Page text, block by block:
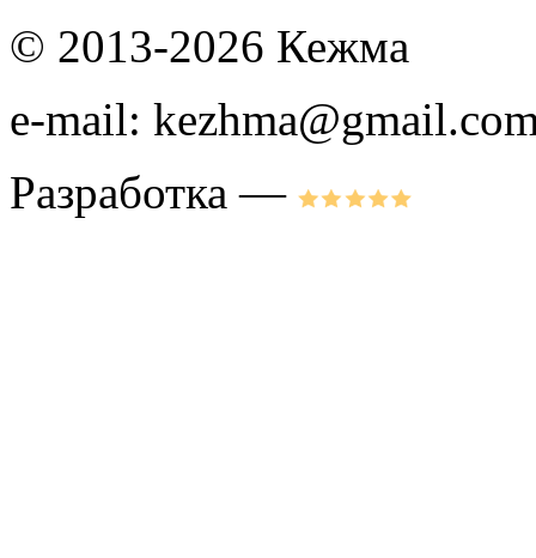
© 2013-2026 Кежма
e-mail:
Разработка —